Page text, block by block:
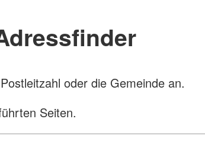
oder die Gemeinde an.
Seiten.